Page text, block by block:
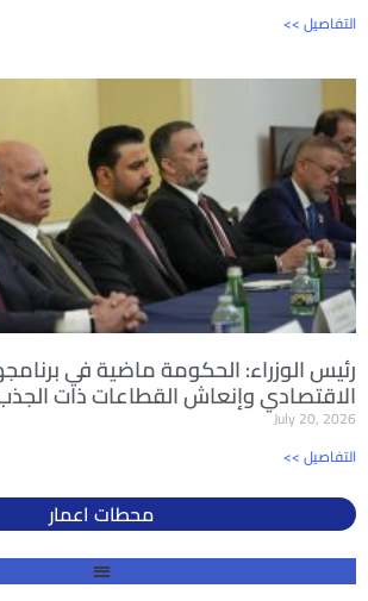
<< التفاصيل
رئيس الوزراء: الحكومة ماضية في
الاقتصادي وإنعاش القطاعات ذات
July 20, 2026
<< التفاصيل
محطات اعمار